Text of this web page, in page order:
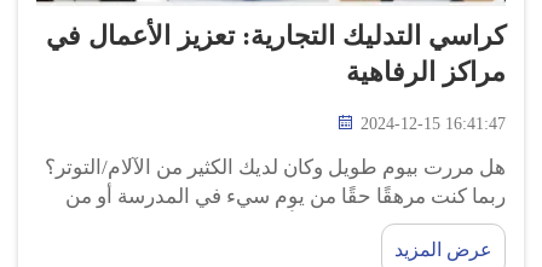
كراسي التدليك التجارية: تعزيز الأعمال في
مراكز الرفاهية
2024-12-15 16:41:47
هل مررت بيوم طويل وكان لديك الكثير من الآلام/التوتر؟
ربما كنت مرهقًا حقًا من يوم سيء في المدرسة أو من
ممارسة الرياضة، وتشعر بألم في عضلاتك. لدي طريقة
رائعة تجعلك تشعر بتحسن كبير...
عرض المزيد